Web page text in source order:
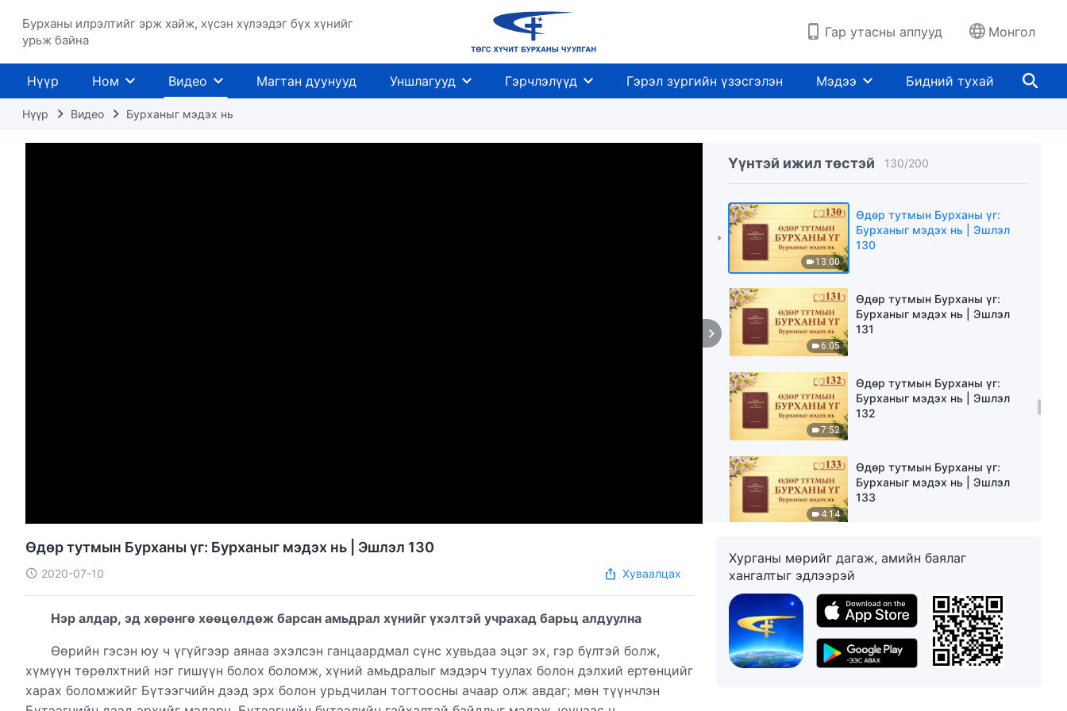
Бурханы илрэлтийг эрж хайж, хүсэн хүлээдэг бүх хүнийг
урьж байна
Гар утасны аппууд Монгол
Нүүр Ном Видео Магтан дуунууд Уншлагууд Гэрчлэлүүд Гэрэл зургийн үзэсгэлэн Мэдээ Бидний тухай
Нүүр Видео Бурханыг мэдэх нь
Үүнтэй ижил төстэй 130/200
Бурханыг мэдэх нь | Эшлэл
128
129
13:00
Өдөр тутмын Бурханы үг:
Бурханыг мэдэх нь | Эшлэл
130
6:05
Өдөр тутмын Бурханы үг:
Бурханыг мэдэх нь | Эшлэл
131
7:52
Өдөр тутмын Бурханы үг:
Бурханыг мэдэх нь | Эшлэл
132
4:14
Өдөр тутмын Бурханы үг:
Бурханыг мэдэх нь | Эшлэл
133
10:04
Өдөр тутмын Бурханы үг:
Бурханыг мэдэх нь | Эшлэл
Өдөр тутмын Бурханы үг:
Бурханыг мэдэх нь | Эшлэл
135
Өдөр тутмын Бурханы үг: Бурханыг мэдэх нь | Эшлэл 130
2020-07-10 Хуваалцах
Нэр алдар, эд хөрөнгө хөөцөлдөж барсан амьдрал хүнийг үхэлтэй учрахад барьц алдуулна
Өөрийн гэсэн юу ч үгүйгээр аянаа эхэлсэн ганцаардмал сүнс хувьдаа эцэг эх, гэр бүлтэй болж,
хүмүүн төрөлхтний нэг гишүүн болох боломж, хүний амьдралыг мэдэрч туулах болон дэлхий ертөнцийг
харах боломжийг Бүтээгчийн дээд эрх болон урьдчилан тогтоосны ачаар олж авдаг; мөн түүнчлэн
Хурганы мөрийг дагаж, амийн баялаг
хангалтыг эдлээрэй